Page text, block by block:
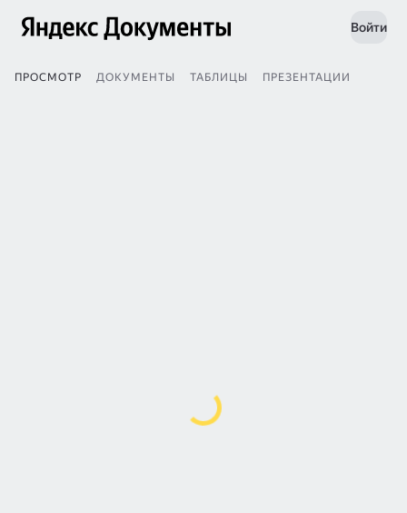
Войти
ПРОСМОТР ДОКУМЕНТЫ ТАБЛИЦЫ ПРЕЗЕНТАЦИИ